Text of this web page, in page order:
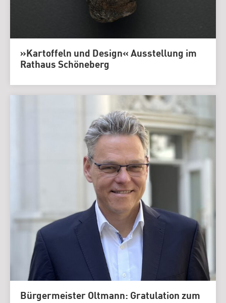
»Kartoffeln und Design« Ausstellung im
Rathaus Schöneberg
Bürgermeister Oltmann: Gratulation zum